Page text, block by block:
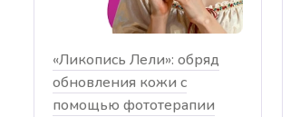
«Ликопись Лели»: обряд
обновления кожи с
помощью фототерапии